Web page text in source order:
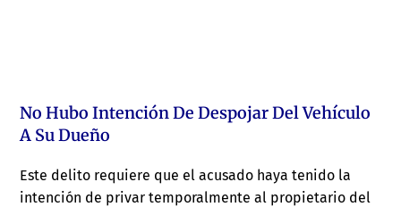
No Hubo Intención De Despojar Del Vehículo
A Su Dueño
Este delito requiere que el acusado haya tenido la
intención de privar temporalmente al propietario del